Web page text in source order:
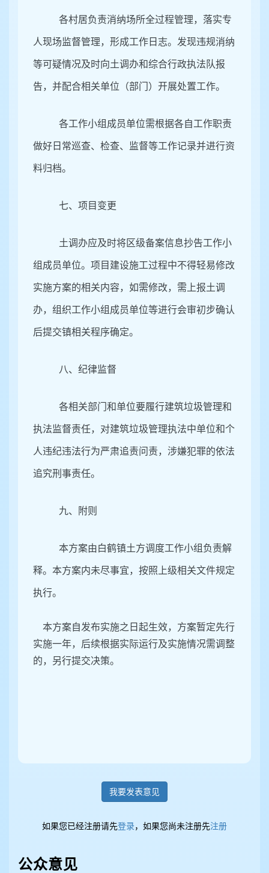
各村居负责消纳场所全过程管理，落实专
人现场监督管理，形成工作日志。发现违规消纳
等可疑情况及时向土调办和综合行政执法队报
告，并配合相关单位（部门）开展处置工作。
各工作小组成员单位需根据各自工作职责
做好日常巡查、检查、监督等工作记录并进行资
料归档。
七、项目变更
土调办应及时将区级备案信息抄告工作小
组成员单位。项目建设施工过程中不得轻易修改
实施方案的相关内容，如需修改，需上报土调
办，组织工作小组成员单位等进行会审初步确认
后提交镇相关程序确定。
八、纪律监督
各相关部门和单位要履行建筑垃圾管理和
执法监督责任，对建筑垃圾管理执法中单位和个
人违纪违法行为严肃追责问责，涉嫌犯罪的依法
追究刑事责任。
九、附则
本方案由白鹤镇土方调度工作小组负责解
释。本方案内未尽事宜，按照上级相关文件规定
执行。
本方案自发布实施之日起生效，方案暂定先行
实施一年，后续根据实际运行及实施情况需调整
的，另行提交决策。
我要发表意见
如果您已经注册请先登录，如果您尚未注册先注册
公众意见